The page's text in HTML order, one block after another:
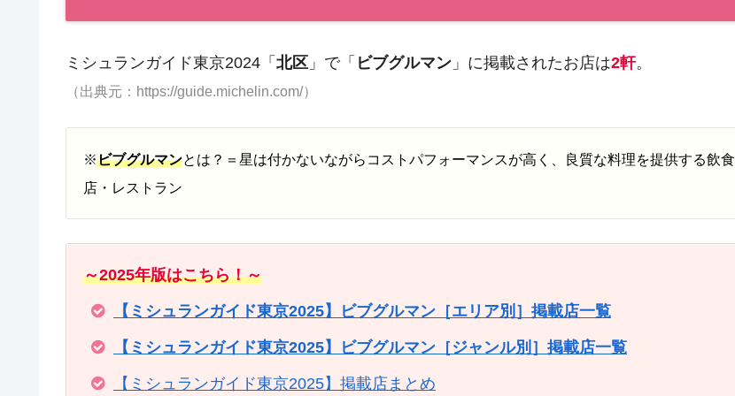
ミシュランガイド東京2024「 北区 」で「 ビブグルマン 」に掲載されたお店は2軒。
（出典元：https://guide.michelin.com/）
※ビブグルマンとは？＝星は付かないながらコストパフォーマンスが高く、良質な料理を提供する飲食
店・レストラン
～2025年版はこちら！～
【ミシュランガイド東京2025】ビブグルマン［エリア別］掲載店一覧
【ミシュランガイド東京2025】ビブグルマン［ジャンル別］掲載店一覧
【ミシュランガイド東京2025】掲載店まとめ